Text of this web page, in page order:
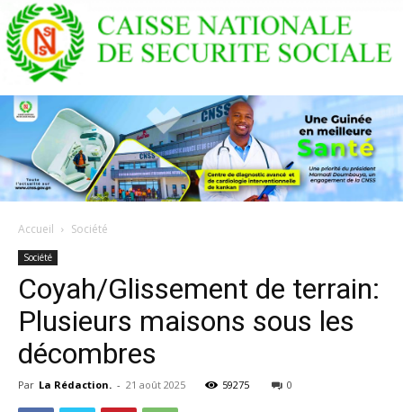
Accueil Société
Société
Coyah/Glissement de terrain:
Plusieurs maisons sous les
décombres
Par La Rédaction. - 21 août 2025 59275 0